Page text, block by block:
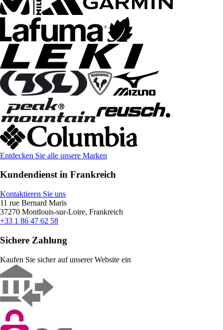
Entdecken Sie alle unsere Marken
Kundendienst in Frankreich
Kontaktieren Sie uns
11 rue Bernard Maris
37270 Montlouis-sur-Loire, Frankreich
+33 1 86 47 62 58
Sichere Zahlung
Kaufen Sie sicher auf unserer Website ein